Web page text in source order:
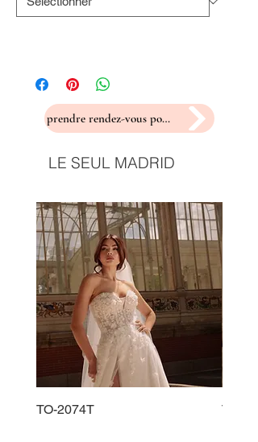
prendre rendez-vous pour un essayage
LE SEUL MADRID
TO-2074T TO-